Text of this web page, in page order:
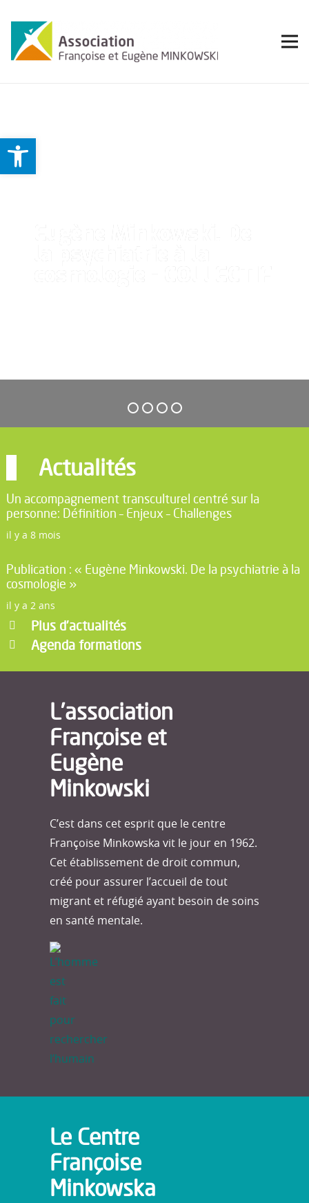
Actualités
Un accompagnement transculturel centré sur la
personne: Définition – Enjeux – Challenges
il y a 8 mois
Publication : « Eugène Minkowski. De la psychiatrie à la
cosmologie »
il y a 2 ans
Plus d’actualités
Agenda formations
L’association
Françoise et
Eugène
Minkowski
C’est dans cet esprit que le centre
Françoise Minkowska vit le jour en 1962.
Cet établissement de droit commun,
créé pour assurer l’accueil de tout
migrant et réfugié ayant besoin de soins
en santé mentale.
Le Centre
Françoise
Minkowska
Ouvrir la barre d’outils